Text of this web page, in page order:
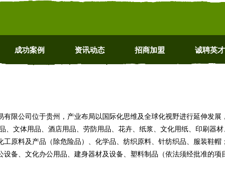
成功案例 资讯动态 招商加盟 诚聘英才
有限公司位于贵州，产业布局以国际化思维及全球化视野进行延伸发展
、文体用品、酒店用品、劳防用品、花卉、纸浆、文化用纸、印刷器
工原料及产品（除危险品）、化学品、纺织原料、针纺织品、服装鞋
设备、文化办公用品、建身器材及设备、塑料制品（依法须经批准的